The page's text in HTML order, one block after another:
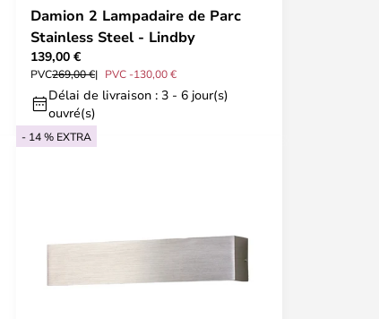
Damion 2 Lampadaire de Parc
Stainless Steel - Lindby
139,00 €
PVC269,00 € PVC -130,00 €
Délai de livraison : 3 - 6 jour(s)
ouvré(s)
- 14 % EXTRA